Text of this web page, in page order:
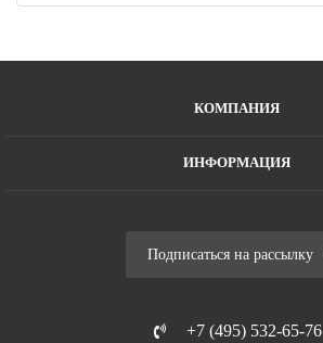
КОМПАНИЯ
ИНФОРМАЦИЯ
Подписаться на рассылку
+7 (495) 532-65-76